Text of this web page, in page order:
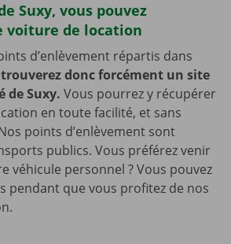
Suxy, vous pouvez
voiture de location
d’enlèvement répartis dans
donc forcément un site
de Suxy. Vous pourrez y récupérer
en toute facilité, et sans
points d’enlèvement sont
publics. Vous préférez venir
véhicule personnel ? Vous pouvez
pendant que vous profitez de nos